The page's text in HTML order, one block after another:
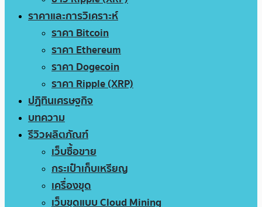
ราคาและการวิเคราะห์
ราคา Bitcoin
ราคา Ethereum
ราคา Dogecoin
ราคา Ripple (XRP)
ปฏิทินเศรษฐกิจ
บทความ
รีวิวผลิตภัณฑ์
เว็บซื้อขาย
กระเป๋าเก็บเหรียญ
เครื่องขุด
เว็บขุดแบบ Cloud Mining